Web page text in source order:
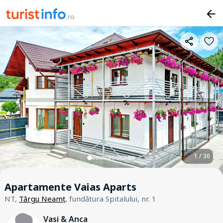
1 / 30
Apartamente Vaias Aparts
NT, Târgu Neamț, fundătura Spitalului, nr. 1
Vasi & Anca